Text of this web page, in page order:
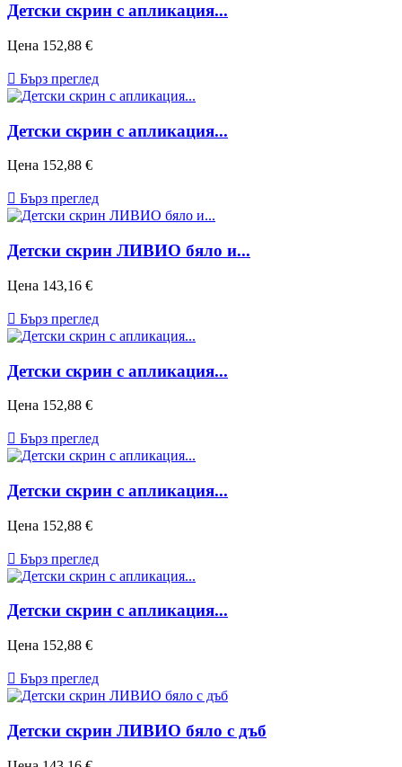
Детски скрин с апликация...
Цена 152,88 €
 Бърз преглед
Детски скрин с апликация...
Цена 152,88 €
 Бърз преглед
Детски скрин ЛИВИО бяло и...
Цена 143,16 €
 Бърз преглед
Детски скрин с апликация...
Цена 152,88 €
 Бърз преглед
Детски скрин с апликация...
Цена 152,88 €
 Бърз преглед
Детски скрин с апликация...
Цена 152,88 €
 Бърз преглед
Детски скрин ЛИВИО бяло с дъб